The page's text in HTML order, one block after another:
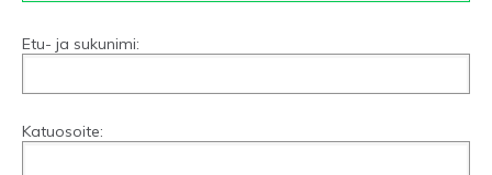
Etu- ja sukunimi:
Katuosoite: